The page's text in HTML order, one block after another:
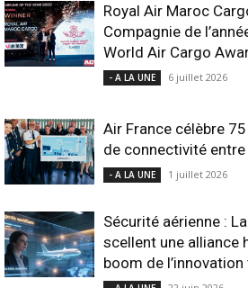
Royal Air Maroc
Compagnie de
World Air Cargo
- A LA UNE 6 juillet 2026
Air France célèbre
de connectivité entre
- A LA UNE 1 juillet 2026
Sécurité aérienne : La
scellent une alliance
boom de